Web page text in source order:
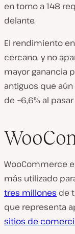
en torno a 148
delante.
El rendimiento
cercano, y no
mayor ganancia
antiguos que aún
de ~6,6% al pasar
WooCommerce
más utilizado
tres millones de
que representa
sitios de